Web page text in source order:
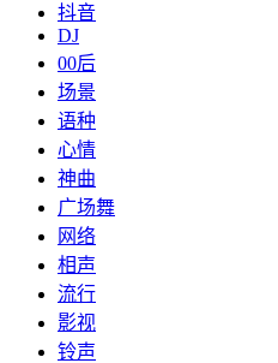
抖音
DJ
00后
场景
语种
心情
神曲
广场舞
网络
相声
流行
影视
铃声